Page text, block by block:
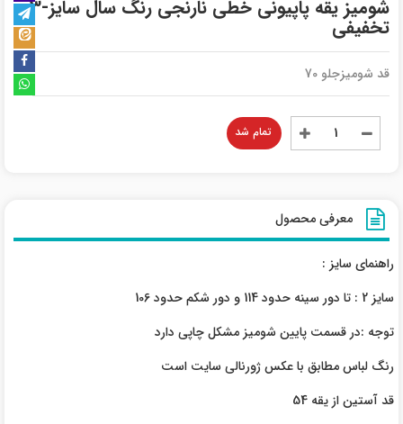
شومیز یقه پاپیونی خطی نارنجی رنگ سال سایز-3-
تخفیفی
قد شومیزجلو 70
تمام شد
معرفی محصول
راهنمای سایز :
سایز 2 : تا دور سینه حدود 114 و دور شکم حدود 106
توجه :در قسمت پایین شومیز مشکل چاپی دارد
رنگ لباس مطابق با عکس ژورنالی سایت است
قد آستین از یقه 54